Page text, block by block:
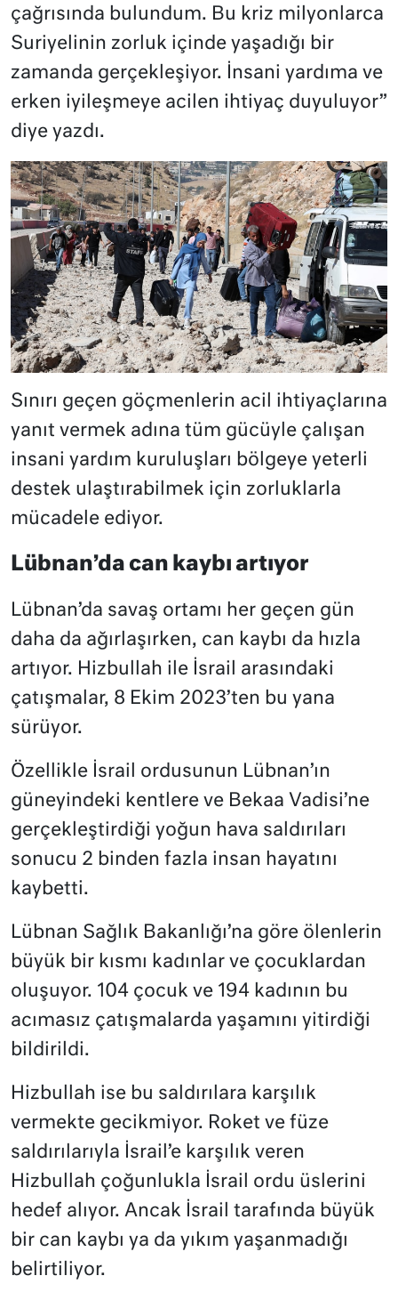
çağrısında bulundum. Bu kriz milyonlarca
Suriyelinin zorluk içinde yaşadığı bir
zamanda gerçekleşiyor. İnsani yardıma ve
erken iyileşmeye acilen ihtiyaç duyuluyor”
diye yazdı.
Sınırı geçen göçmenlerin acil ihtiyaçlarına
yanıt vermek adına tüm gücüyle çalışan
insani yardım kuruluşları bölgeye yeterli
destek ulaştırabilmek için zorluklarla
mücadele ediyor.
Lübnan’da can kaybı artıyor
Lübnan’da savaş ortamı her geçen gün
daha da ağırlaşırken, can kaybı da hızla
artıyor. Hizbullah ile İsrail arasındaki
çatışmalar, 8 Ekim 2023’ten bu yana
sürüyor.
Özellikle İsrail ordusunun Lübnan’ın
güneyindeki kentlere ve Bekaa Vadisi’ne
gerçekleştirdiği yoğun hava saldırıları
sonucu 2 binden fazla insan hayatını
kaybetti.
Lübnan Sağlık Bakanlığı’na göre ölenlerin
büyük bir kısmı kadınlar ve çocuklardan
oluşuyor. 104 çocuk ve 194 kadının bu
acımasız çatışmalarda yaşamını yitirdiği
bildirildi.
Hizbullah ise bu saldırılara karşılık
vermekte gecikmiyor. Roket ve füze
saldırılarıyla İsrail’e karşılık veren
Hizbullah çoğunlukla İsrail ordu üslerini
hedef alıyor. Ancak İsrail tarafında büyük
bir can kaybı ya da yıkım yaşanmadığı
belirtiliyor.